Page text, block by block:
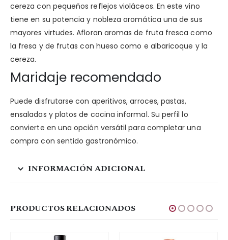
cereza con pequeños reflejos violáceos. En este vino
tiene en su potencia y nobleza aromática una de sus
mayores virtudes. Afloran aromas de fruta fresca como
la fresa y de frutas con hueso como e albaricoque y la
cereza.
Maridaje recomendado
Puede disfrutarse con aperitivos, arroces, pastas,
ensaladas y platos de cocina informal. Su perfil lo
convierte en una opción versátil para completar una
compra con sentido gastronómico.
INFORMACIÓN ADICIONAL
PRODUCTOS RELACIONADOS